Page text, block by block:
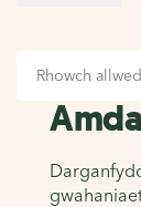
Amdanom